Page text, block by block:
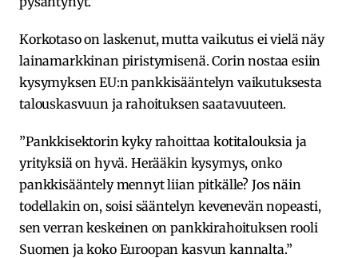
Korkotaso on laskenut, mutta vaikutus ei vielä näy
lainamarkkinan piristymisenä. Corin nostaa esiin
kysymyksen EU:n pankkisääntelyn vaikutuksesta
talouskasvuun ja rahoituksen saatavuuteen.
”Pankkisektorin kyky rahoittaa kotitalouksia ja
yrityksiä on hyvä. Herääkin kysymys, onko
pankkisääntely mennyt liian pitkälle? Jos näin
todellakin on, soisi sääntelyn kevenevän nopeasti,
sen verran keskeinen on pankkirahoituksen rooli
Suomen ja koko Euroopan kasvun kannalta.”